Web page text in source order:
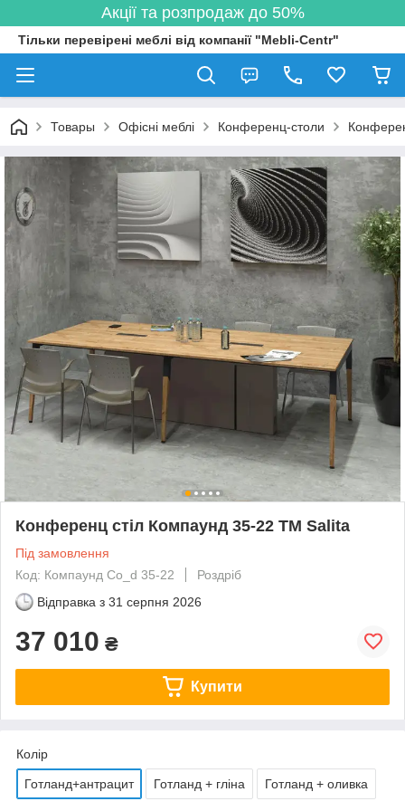
Акції та розпродаж до 50%
Тільки перевірені меблі від компанії "Mebli-Centr"
Товары Офісні меблі Конференц-столи
Конференц стіл Компаунд 35-22 ТМ Salita
Під замовлення
Код: Компаунд Co_d 35-22
Роздріб
Відправка з 31 серпня 2026
37 010 ₴
Купити
Колір
Готланд+антрацит Готланд + гліна Готланд + оливка